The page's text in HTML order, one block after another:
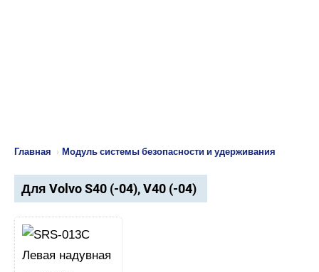
Главная › Модуль системы безопасности и удерживания
Для Volvo S40 (-04), V40 (-04)